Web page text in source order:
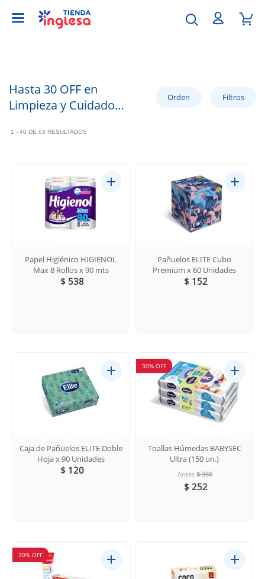
Hasta 30 OFF en
Limpieza y Cuidado
1 - 40 DE 63 RESULTADOS
Papel Higiénico HIGIENOL
Max 8 Rollos x 90 mts
$ 538
Pañuelos ELITE Cubo
Premium x 60 Unidades
$ 152
Caja de Pañuelos ELITE Doble
Hoja x 90 Unidades
$ 120
30% OFF
Toallas Húmedas BABYSEC
Ultra (150 un.)
Antes $ 360
$ 252
30% OFF